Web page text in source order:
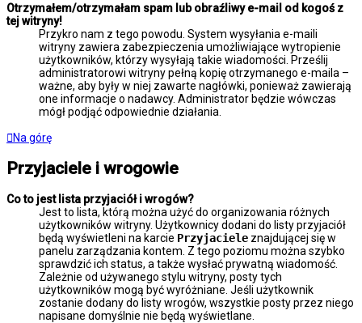
Otrzymałem/otrzymałam spam lub obraźliwy e-mail od kogoś z
tej witryny!
Przykro nam z tego powodu. System wysyłania e-maili
witryny zawiera zabezpieczenia umożliwiające wytropienie
użytkowników, którzy wysyłają takie wiadomości. Prześlij
administratorowi witryny pełną kopię otrzymanego e-maila –
ważne, aby były w niej zawarte nagłówki, ponieważ zawierają
one informacje o nadawcy. Administrator będzie wówczas
mógł podjąć odpowiednie działania.
Na górę
Przyjaciele i wrogowie
Co to jest lista przyjaciół i wrogów?
Jest to lista, którą można użyć do organizowania różnych
użytkowników witryny. Użytkownicy dodani do listy przyjaciół
będą wyświetleni na karcie Przyjaciele znajdującej się w
panelu zarządzania kontem. Z tego poziomu można szybko
sprawdzić ich status, a także wysłać prywatną wiadomość.
Zależnie od używanego stylu witryny, posty tych
użytkowników mogą być wyróżniane. Jeśli użytkownik
zostanie dodany do listy wrogów, wszystkie posty przez niego
napisane domyślnie nie będą wyświetlane.